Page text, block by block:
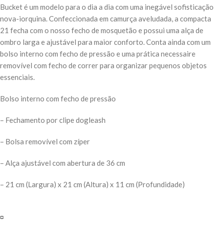
Bucket é um modelo para o dia a dia com uma inegável sofisticação
nova-iorquina. Confeccionada em camurça aveludada, a compacta
21 fecha com o nosso fecho de mosquetão e possui uma alça de
ombro larga e ajustável para maior conforto. Conta ainda com um
bolso interno com fecho de pressão e uma prática necessaire
removível com fecho de correr para organizar pequenos objetos
essenciais.
Bolso interno com fecho de pressão
– Fechamento por clipe dogleash
– Bolsa removível com zíper
– Alça ajustável com abertura de 36 cm
– 21 cm (Largura) x 21 cm (Altura) x 11 cm (Profundidade)
▫️